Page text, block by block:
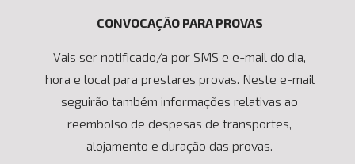
CONVOCAÇÃO PARA PROVAS
Vais ser notificado/a por SMS e e-mail do dia,
hora e local para prestares provas. Neste e-mail
seguirão também informações relativas ao
reembolso de despesas de transportes,
alojamento e duração das provas.